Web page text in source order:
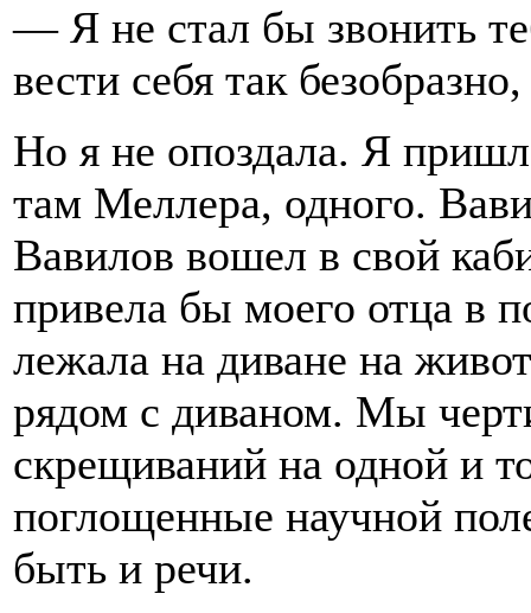
— Я не стал бы звонить
вести себя так
Но я не опоздала. Я
там Меллера, одного.
Вавилов вошел в свой
привела бы моего отца в
лежала на диване на
рядом с диваном. Мы
скрещиваний на одной и
поглощенные научной
быть и речи.